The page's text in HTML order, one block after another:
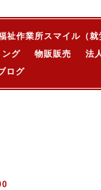
祉作業所スマイル（就
グ 物販販売 法
ログ